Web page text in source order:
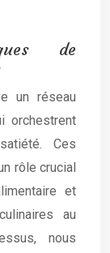
de
un réseau
orchestrent
Ces
rôle crucial
et
au
nous